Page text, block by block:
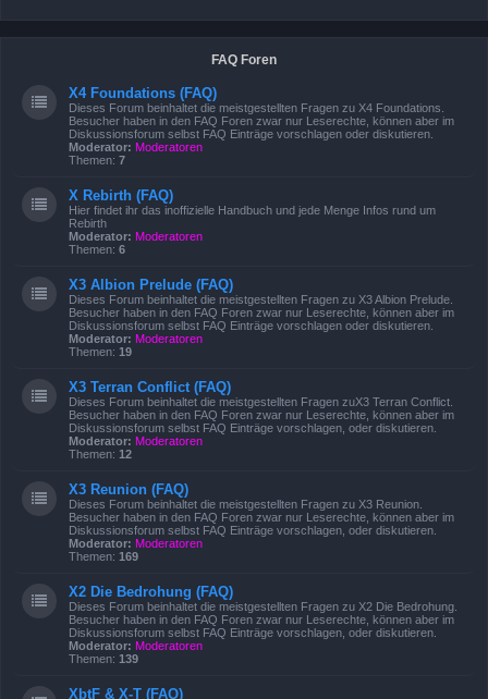
FAQ Foren
X4 Foundations (FAQ)
Dieses Forum beinhaltet die meistgestellten Fragen zu X4 Foundations.
Besucher haben in den FAQ Foren zwar nur Leserechte, können aber im
Diskussionsforum selbst FAQ Einträge vorschlagen oder diskutieren.
Moderator: Moderatoren
Themen: 7
X Rebirth (FAQ)
Hier findet ihr das inoffizielle Handbuch und jede Menge Infos rund um
Rebirth
Moderator: Moderatoren
Themen: 6
X3 Albion Prelude (FAQ)
Dieses Forum beinhaltet die meistgestellten Fragen zu X3 Albion Prelude.
Besucher haben in den FAQ Foren zwar nur Leserechte, können aber im
Diskussionsforum selbst FAQ Einträge vorschlagen oder diskutieren.
Moderator: Moderatoren
Themen: 19
X3 Terran Conflict (FAQ)
Dieses Forum beinhaltet die meistgestellten Fragen zuX3 Terran Conflict.
Besucher haben in den FAQ Foren zwar nur Leserechte, können aber im
Diskussionsforum selbst FAQ Einträge vorschlagen, oder diskutieren.
Moderator: Moderatoren
Themen: 12
X3 Reunion (FAQ)
Dieses Forum beinhaltet die meistgestellten Fragen zu X3 Reunion.
Besucher haben in den FAQ Foren zwar nur Leserechte, können aber im
Diskussionsforum selbst FAQ Einträge vorschlagen, oder diskutieren.
Moderator: Moderatoren
Themen: 169
X2 Die Bedrohung (FAQ)
Dieses Forum beinhaltet die meistgestellten Fragen zu X2 Die Bedrohung.
Besucher haben in den FAQ Foren zwar nur Leserechte, können aber im
Diskussionsforum selbst FAQ Einträge vorschlagen, oder diskutieren.
Moderator: Moderatoren
Themen: 139
XbtF & X-T (FAQ)